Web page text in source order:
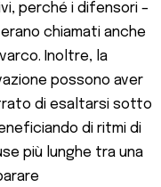
perché i difensori –
chiamati anche
Inoltre, la
possono aver
di esaltarsi sotto
di ritmi di
più lunghe tra una